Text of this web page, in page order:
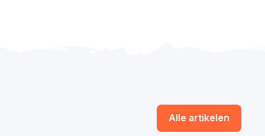
Alle artikelen